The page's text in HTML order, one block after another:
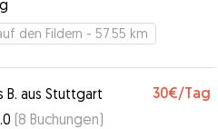
den Fildern - 57.55 km
B. aus Stuttgart 30€/Tag
(8 Buchungen)